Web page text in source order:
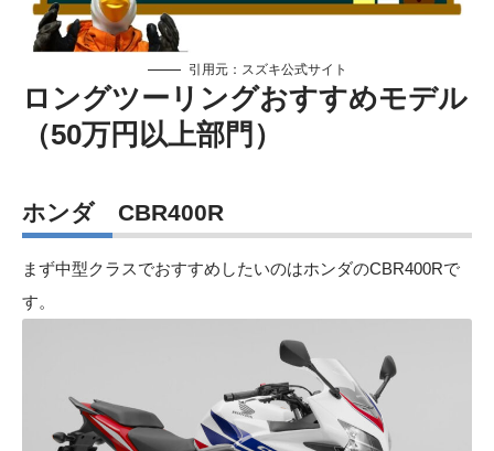
引用元： スズキ公式サイト
ロングツーリングおすすめモデル
（50万円以上部門）
ホンダ CBR400R
まず中型クラスでおすすめしたいのはホンダのCBR400Rで
す。